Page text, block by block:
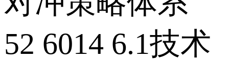
52 6014 6.1技术